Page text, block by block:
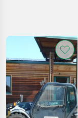
Category
CURRENT
PATH
Construction
machinery
Reset
Show
52
results